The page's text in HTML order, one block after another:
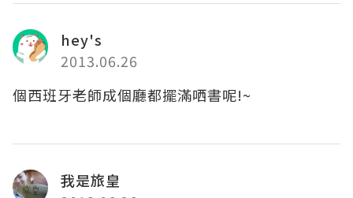
hey's
2013.06.26
個西班牙老師成個廳都擺滿哂書呢!~
我是旅皇